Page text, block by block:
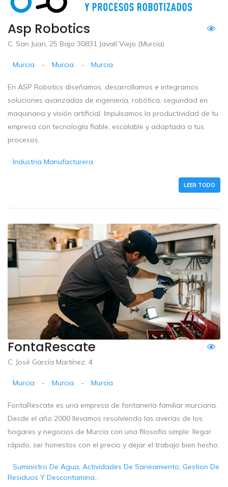
Asp Robotics
C. San Juan, 25 Bajo 30831 Javalí Viejo (Murcia)
Murcia - Murcia - Murcia
En ASP Robotics diseñamos, desarrollamos e integramos
soluciones avanzadas de ingeniería, robótica, seguridad en
maquinaria y visión artificial. Impulsamos la productividad de tu
empresa con tecnología fiable, escalable y adaptada a tus
procesos.
Industria Manufacturera
LEER TODO
FontaRescate
C. José García Martínez, 4
Murcia - Murcia - Murcia
FontaRescate es una empresa de fontanería familiar murciana.
Desde el año 2000 llevamos resolviendo las averías de los
hogares y negocios de Murcia con una filosofía simple: llegar
rápido, ser honestos con el precio y dejar el trabajo bien hecho.
Suministro De Agua, Actividades De Saneamiento, Gestion De
Residuos Y Descontamina..